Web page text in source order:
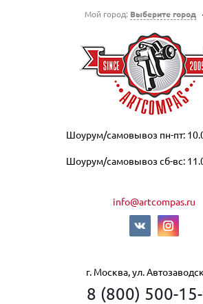
Мой город: Выберите город
Шоурум/самовывоз пн-пт:
Шоурум/самовывоз сб-вс:
info@artcompas.ru
г. Москва, ул.
8 (800) 500-